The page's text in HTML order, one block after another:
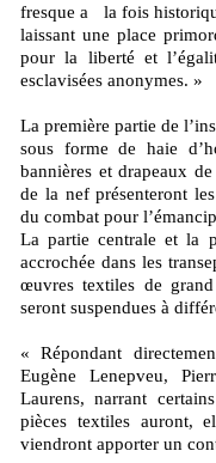
fresque a la fois
laissant une place
pour la liberté et
esclavisées anonymes. »
La première partie de
sous forme de haie
bannières et drapeaux
de la nef présenteront
du combat pour
La partie centrale et la
accrochée dans les
œuvres textiles de
seront suspendues à
« Répondant
Eugène Lenepveu,
Laurens, narrant
pièces textiles auront,
viendront apporter un